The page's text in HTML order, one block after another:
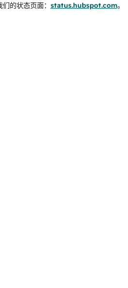
的状态页面： status.hubspot.com。